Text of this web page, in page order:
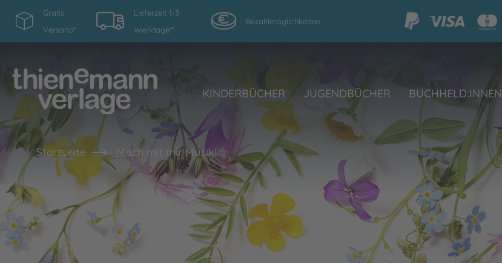
Gratis
Versand*
Lieferzeit 1-3
Werktage**
Bezahlmöglichkeiten
KINDERBÜCHER JUGENDBÜCHER BUCHHELD:INNEN
Startseite Mach mit mir Musik!